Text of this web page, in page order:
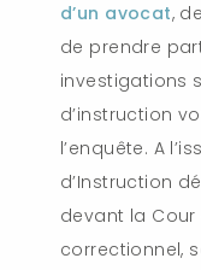
d’un avocat,
de prendre
investigations
d’instruction
l’enquête. A
d’Instruction
devant la Cour
correctionnel,